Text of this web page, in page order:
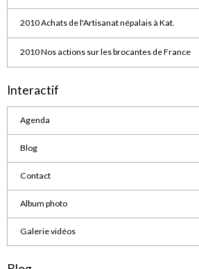
2010 Achats de l'Artisanat népalais à Kat.
2010 Nos actions sur les brocantes de France
Interactif
Agenda
Blog
Contact
Album photo
Galerie vidéos